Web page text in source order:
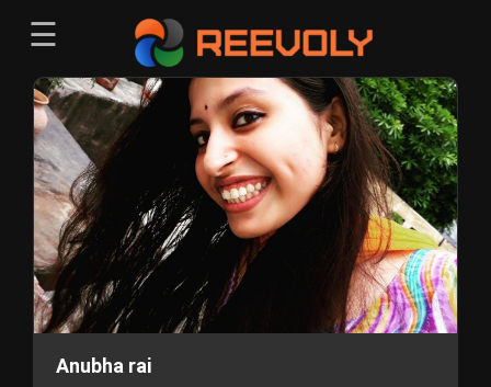
Sign in Register
Menu
Sign-in
Register
☰
Anubha rai